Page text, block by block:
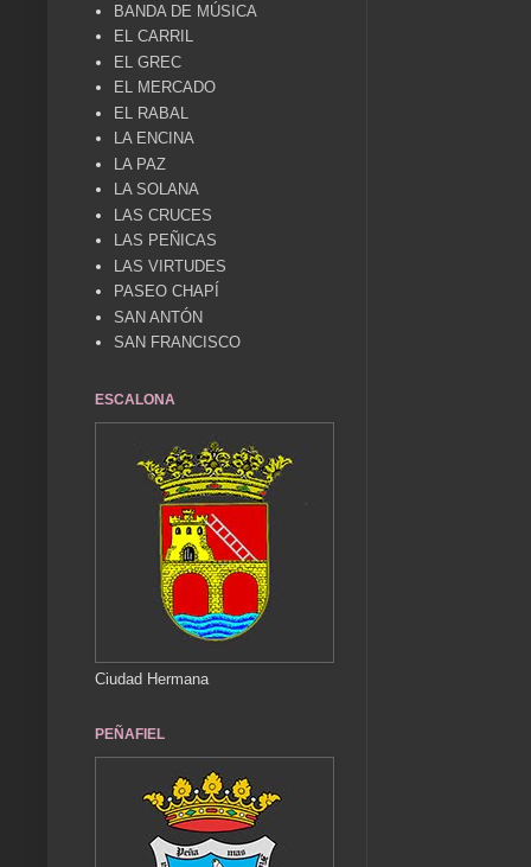
BANDA DE MÚSICA
EL CARRIL
EL GREC
EL MERCADO
EL RABAL
LA ENCINA
LA PAZ
LA SOLANA
LAS CRUCES
LAS PEÑICAS
LAS VIRTUDES
PASEO CHAPÍ
SAN ANTÓN
SAN FRANCISCO
ESCALONA
Ciudad Hermana
PEÑAFIEL